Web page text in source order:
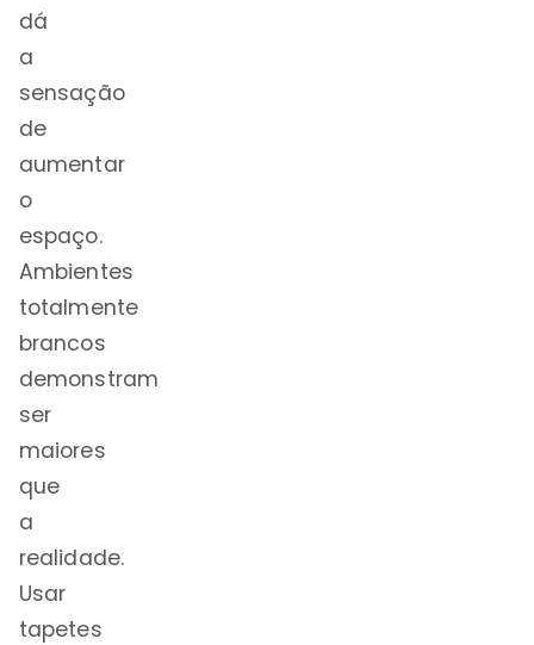
dá
a
sensação
de
aumentar
o
espaço.
Ambientes
totalmente
brancos
demonstram
ser
maiores
que
a
realidade.
Usar
tapetes